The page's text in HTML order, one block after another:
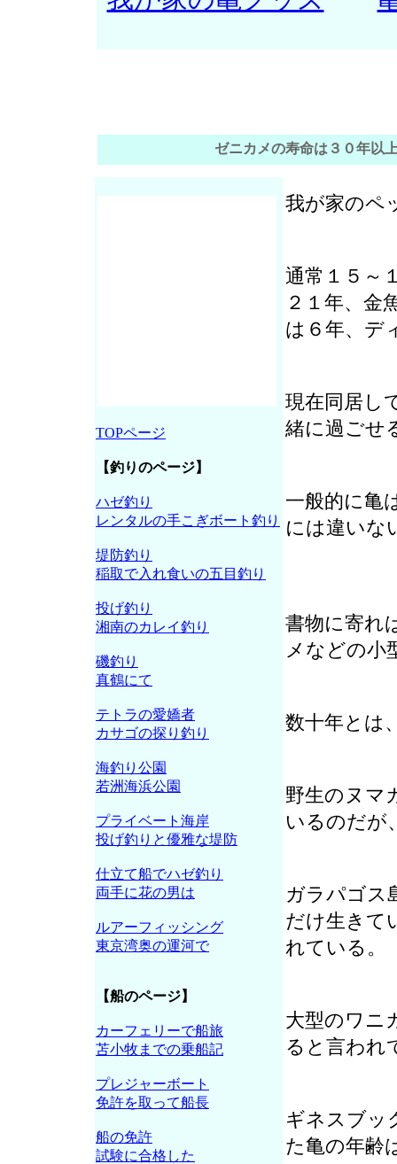
ゼニカメの寿命は３０年以
我が家のペ
通常１５～
２１年、金
は６年、デ
現在同居し
緒に過ごせ
一般的に亀
には違いな
書物に寄れ
メなどの小
数十年とは
野生のヌマ
いるのだが
ガラパゴス
だけ生きて
れている。
大型のワニ
ると言われ
ギネスブッ
た亀の年齢
TOPページ
【釣りのページ】
ハゼ釣り
レンタルの手こぎボート釣り
堤防釣り
稲取で入れ食いの五目釣り
投げ釣り
湘南のカレイ釣り
磯釣り
真鶴にて
テトラの愛嬌者
カサゴの探り釣り
海釣り公園
若洲海浜公園
プライベート海岸
投げ釣りと優雅な堤防
仕立て船でハゼ釣り
両手に花の男は
ルアーフィッシング
東京湾奥の運河で
【船のページ】
カーフェリーで船旅
苫小牧までの乗船記
プレジャーボート
免許を取って船長
船の免許
試験に合格した